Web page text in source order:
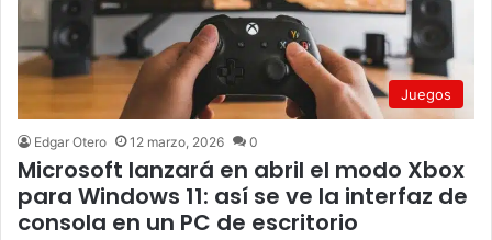
Juegos
Edgar Otero 12 marzo, 2026 0
Microsoft lanzará en abril el modo Xbox
para Windows 11: así se ve la interfaz de
consola en un PC de escritorio